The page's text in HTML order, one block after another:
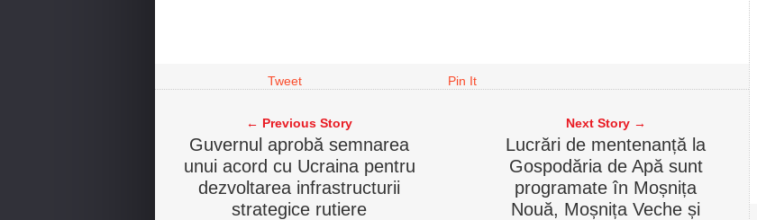
Tweet Pin It
← Previous Story
Guvernul aprobă semnarea
unui acord cu Ucraina pentru
dezvoltarea infrastructurii
strategice rutiere
Next Story →
Lucrări de mentenanță la
Gospodăria de Apă sunt
programate în Moșnița
Nouă, Moșnița Veche și